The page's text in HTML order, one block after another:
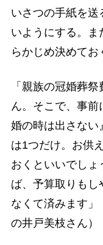
いさつの手紙を送
いようにする。ま
らかじめ決めてお
「親族の冠婚葬
ん。そこで、事
婚の時は出さない
は1つだけ。お供
おくといいでしょ
ば、予算取りもし
なくて済みます」
の井戸美枝さん）